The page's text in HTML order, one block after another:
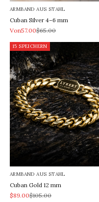
ARMBAND AUS STAHL
Cuban Silver 4–6 mm
REA-pris
Von57.00Pris
$65.00
15 SPEICHERN
ARMBAND AUS STAHL
Cuban Gold 12 mm
REA-pris
$89.00Pris
$105.00